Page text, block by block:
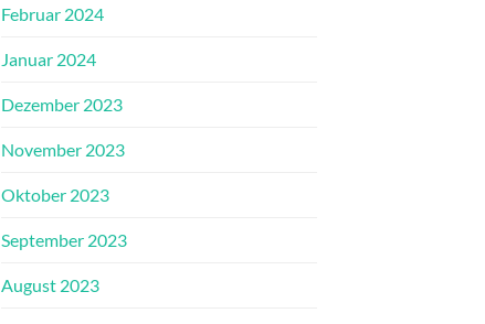
Februar 2024
Januar 2024
Dezember 2023
November 2023
Oktober 2023
September 2023
August 2023